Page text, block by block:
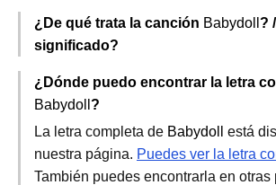
¿De qué trata la canción Babydoll ?
significado?
¿Dónde puedo encontrar la letra
Babydoll ?
La letra completa de Babydoll
está
nuestra página. Puedes ver la letra
También puedes encontrarla en otras